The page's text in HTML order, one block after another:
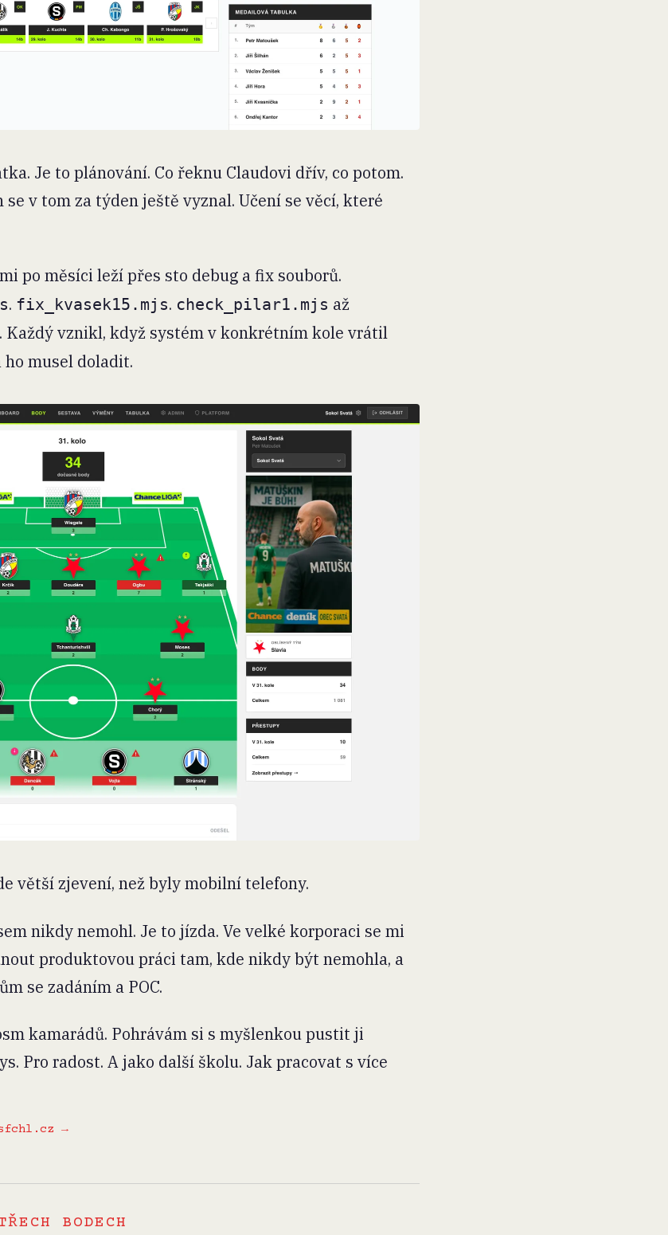
Je to plánování. Co řeknu Claudovi dřív, co potom.
v tom za týden ještě vyznal. Učení se věcí, které
mi po měsíci leží přes sto debug a fix souborů.
. fix_kvasek15.mjs. check_pilar1.mjs až
. Každý vznikl, když systém v konkrétním kole vrátil
musel doladit.
větší zjevení, než byly mobilní telefony.
nikdy nemohl. Je to jízda. Ve velké korporaci se mi
produktovou práci tam, kde nikdy být nemohla, a
se zadáním a POC.
kamarádů. Pohrávám si s myšlenkou pustit ji
Pro radost. A jako další školu. Jak pracovat s více
→
BODECH